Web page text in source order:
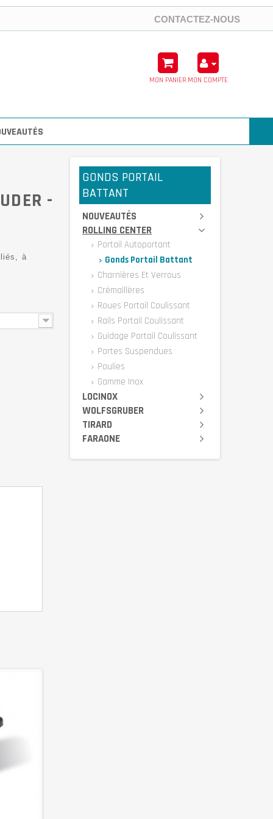
CONTACTEZ-NOUS
MON PANIER MON COMPTE
-
à
GONDS PORTAIL
BATTANT
NOUVEAUTÉS
ROLLING CENTER
Portail Autoportant
Gonds Portail Battant
Charnières Et Verrous
Crémaillères
Roues Portail Coulissant
Rails Portail Coulissant
Guidage Portail Coulissant
Portes Suspendues
Poulies
Gamme Inox
LOCINOX
WOLFSGRUBER
TIRARD
FARAONE